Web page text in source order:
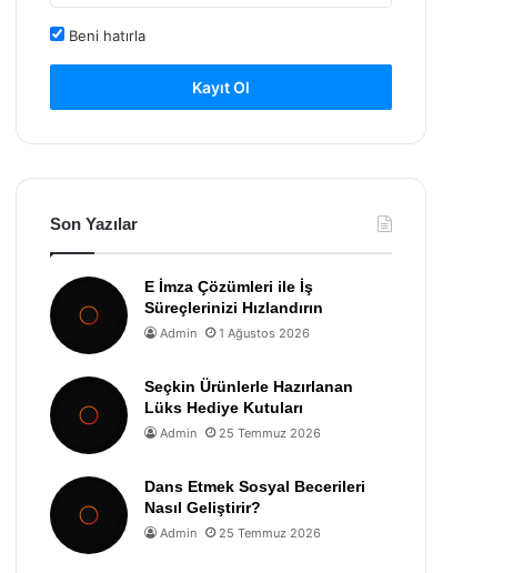
Beni hatırla
Kayıt Ol
Son Yazılar
E İmza Çözümleri ile İş
Süreçlerinizi Hızlandırın
Admin 1 Ağustos 2026
Seçkin Ürünlerle Hazırlanan
Lüks Hediye Kutuları
Admin 25 Temmuz 2026
Dans Etmek Sosyal Becerileri
Nasıl Geliştirir?
Admin 25 Temmuz 2026